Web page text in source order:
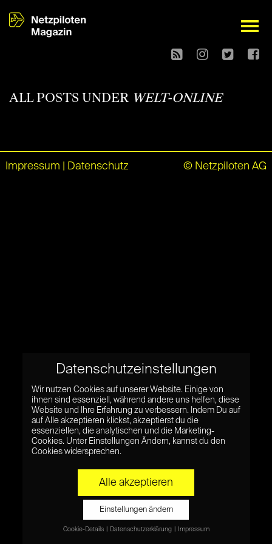
open
ALL POSTS UNDER WELT-ONLINE
Impressum Datenschutz © Netzpiloten AG
Datenschutzeinstellungen
Wir nutzen Cookies auf unserer Website. Einige von
ihnen sind essenziell, während andere uns helfen, diese
Website und Ihre Erfahrung zu verbessern. Indem Du auf
auf Alle akzeptieren klickst, akzeptierst du die
essenziellen, die analytischen und die Marketing-
Cookies. Unter Einstellungen Ändern, kannst du den
Cookies widersprechen.
Alle akzeptieren
Einstellungen ändern
Cookie-Details Datenschutzerklärung Impressum